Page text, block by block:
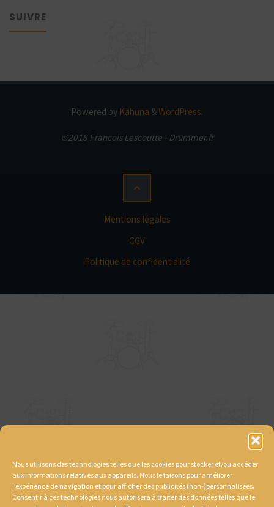
Nous utilisons des technologies telles que les cookies pour stocker et/ou accéder
aux informations relatives aux appareils. Nous le faisons pour améliorer
l’expérience de navigation et pour afficher des publicités (non-)personnalisées.
Consentir à ces technologies nous autorisera à traiter des données telles que le
SUIVRE
Powered by Kahuna &WordPress.
©2018 Francois Lescoutte - Drummer.fr
Mentions légales
CGV
Politique de confidentialité